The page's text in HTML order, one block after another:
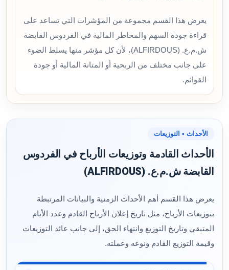
يعرض هذا القسم مجموعة من المؤشرات التي تساعد على
قراءة جودة السهم والمخاطر المالية في الفردوس القابضة
ش.م.ع. (ALFIRDOUS)، لأن كل مؤشر منها يسلط الضوء
على جانب مختلف من الربحية أو المتانة المالية أو جودة
القوائم.
الأحداث • التوزيعات
الأحداث القادمة وتوزيعات الأرباح في الفردوس
القابضة ش.م.ع. (ALFIRDOUS)
يعرض هذا القسم أهم الأحداث الزمنية والبيانات المرتبطة
بتوزيعات الأرباح، مثل تاريخ إعلان الأرباح القادم وعدد الأيام
المتبقي وتاريخ التوزيع وانتهاء الحق، إلى جانب عائد التوزيعات
وقيمة التوزيع القادم ونوعه وعملته.